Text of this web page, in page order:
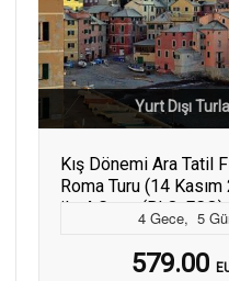
Yurt Dışı
Kış Dönemi Ara Tatil
Roma Turu (14
ile 4 Gece (BLQ-FCO)
4 Gece, 5
579.00